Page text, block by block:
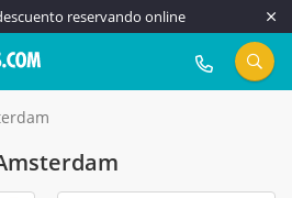
reservando online
917 815 555